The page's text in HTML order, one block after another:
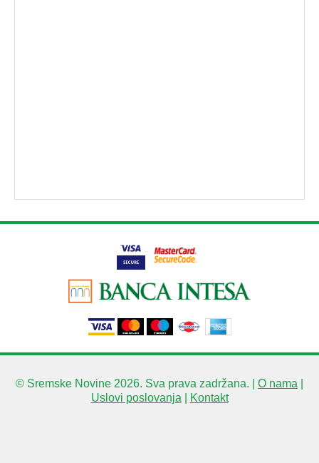
© Sremske Novine 2026. Sva prava zadržana. | O nama
Uslovi poslovanja
Kontakt